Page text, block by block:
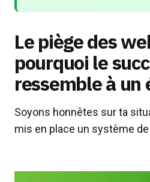
Le piège des
pourquoi le
ressemble à un
Soyons honnêtes sur ta
mis en place un système